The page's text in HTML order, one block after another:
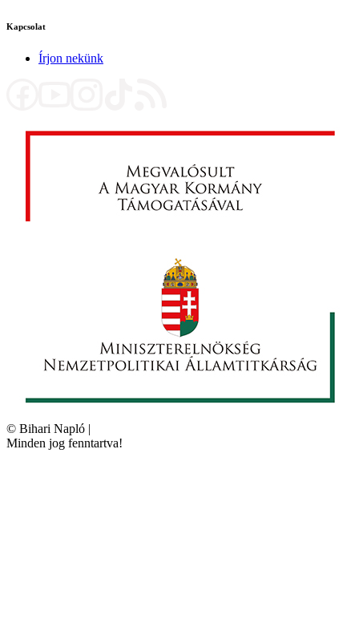
Kapcsolat
Írjon nekünk
© Bihari Napló |
Minden jog fenntartva!